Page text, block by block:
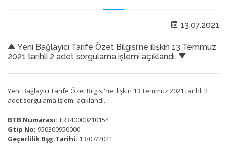
13.07.2021
Yeni Bağlayıcı Tarife Özet Bilgisi'ne ilişkin 13 Temmuz
2021 tarihli 2 adet sorgulama işlemi açıklandı.
Yeni Bağlayıcı Tarife Özet Bilgisi'ne ilişkin 13 Temmuz 2021 tarihli 2
adet sorgulama işlemi açıklandı.
BTB Numarası: TR340000210154
Gtip No: 950300950000
Geçerlilik Bşg.Tarihi: 13/07/2021